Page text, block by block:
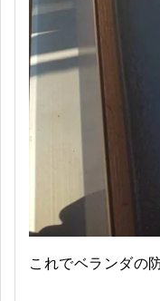
これでベランダの